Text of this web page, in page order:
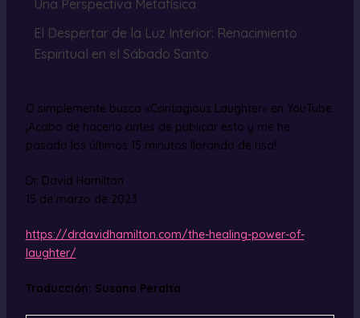
Una Perspectiva Metafísica
El Despertar de la Luz Interior: Renacimiento
Espiritual en el Sábado Santo
O simplemente busca «Contagious Laughter» en YouTube.
¡Acabo de hacerlo antes de publicar esto y me he
pasado los últimos 15 minutos llorando de risa!
Dr. David Hamilton
15 de marzo de 2023
https://drdavidhamilton.com/the-healing-power-of-
laughter/
Traducción: Susana Peralta